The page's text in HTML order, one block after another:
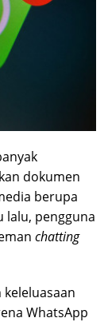
dokumen
berupa
lalu, pengguna
chatting
WhatsApp